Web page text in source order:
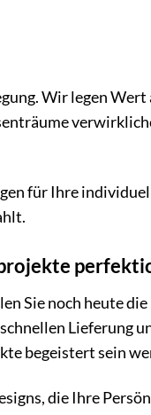
Wir legen
für Ihre
Sie noch heute
Lieferung
begeistert sein
die Ihre